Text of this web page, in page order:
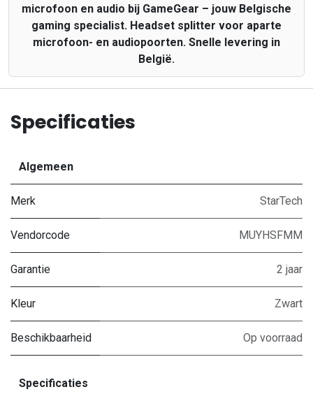
microfoon en audio bij GameGear – jouw Belgische
gaming specialist. Headset splitter voor aparte
microfoon- en audiopoorten. Snelle levering in
België.
Specificaties
Algemeen
Merk StarTech
Vendorcode MUYHSFMM
Garantie 2 jaar
Kleur Zwart
Beschikbaarheid Op voorraad
Specificaties